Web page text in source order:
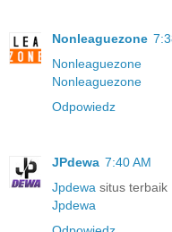
Nonleaguezone
Nonleaguezone
Nonleaguezone
Odpowiedz
JPdewa 7:40 AM
Jpdewa situs terbaik
Jpdewa